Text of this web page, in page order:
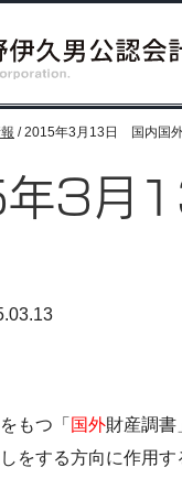
/2015年3月13日 国内国
3月
もつ「 国外財産調書
をする方向に作用す